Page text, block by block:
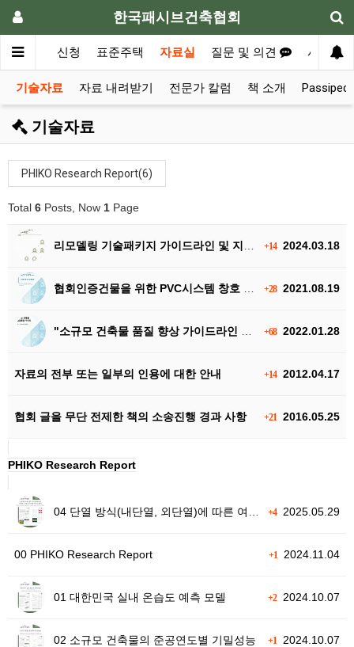
한국패시브건축협회
공지 신청 표준주택 자료실 질문 및 의견 사례집
기술자료 자료 내려받기 전문가 칼럼 책 소개
기술자료
PHIKO Research Report(6)
Total 6 Posts, Now 1 Page
+142024.03.18
리모델링 기술패키지 가이드라인 및 지침서 배포
+282021.08.19
협회인증건물을 위한 PVC시스템 창호 시방서 - 20210816
+682022.01.28
"소규모 건축물 품질 향상 가이드라인 v2.1" 다운로드
+142012.04.17
자료의 전부 또는 일부의 인용에 대한 안내
+21 2016.05.25
협회 글을 무단 전제한 책의 소송진행 경과 사항
PHIKO Research Report
+42025.05.29
04 단열 방식(내단열, 외단열)에 따른 여름철, 겨울철 건축물 적외선 촬영
+1 2024.11.04
00 PHIKO Research Report
+22024.10.07
01 대한민국 실내 온습도 예측 모델
+1 2024.10.07
02 소규모 건축물의 준공연도별 기밀성능